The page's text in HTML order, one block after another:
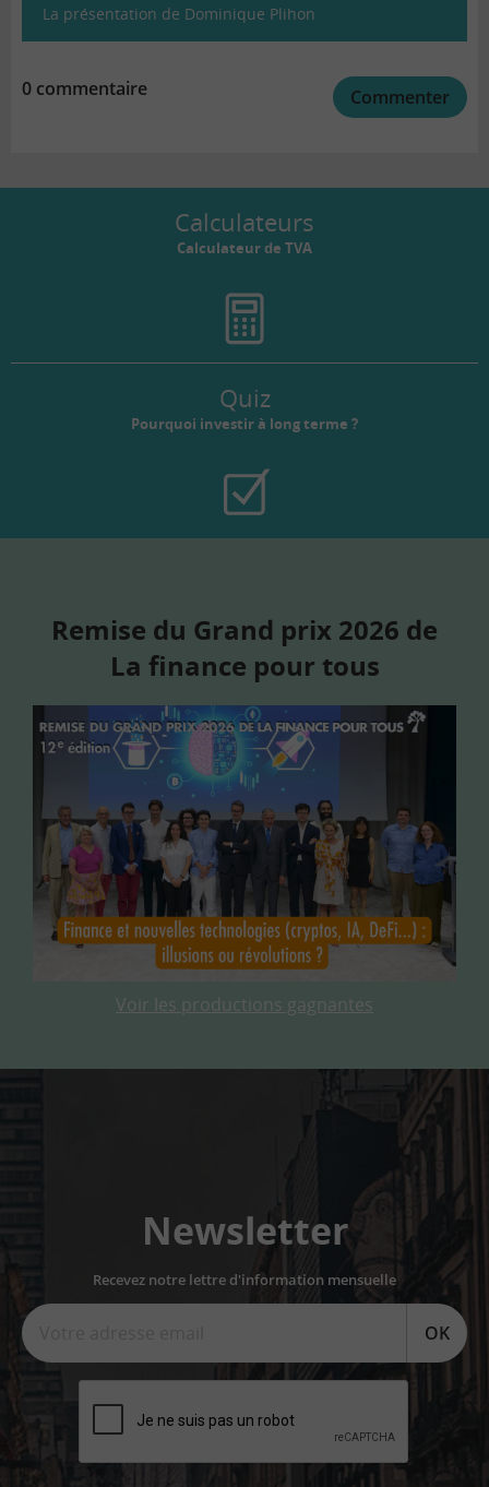
La présentation de Dominique Plihon
0 commentaire Commenter
Calculateurs
Calculateur de TVA
Quiz
Pourquoi investir à long terme ?
Remise du Grand prix 2026 de
La finance pour tous
Voir les productions gagnantes
Newsletter
Recevez notre lettre d'information mensuelle
OK